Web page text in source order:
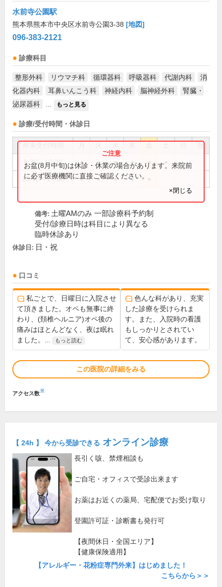
水前寺公園駅
熊本県熊本市中央区水前寺公園3-38 [地図]
096-383-2121
診療科目
整形外科 リウマチ科 循環器科 呼吸器科 代謝内科
消
化器内科
耳鼻いんこう科 神経内科 脳神経外科
腎臓・
泌尿器科
もっと見る
診療/受付時間・休診日
祝
8:30～12:30 ● ● ● ● ●
13:30～17:00 ● ● ● ●
お盆(8月中旬)は休診・休業の場合があります。来院前
に必ず医療機関に直接ご確認ください。
×閉じる
備考: 土曜AMのみ 一部診療科予約制
受付/診療日時は科目により異なる
臨時休診あり
休診日: 日・祝
口コミ
私ごとで、日曜日に入院させ
て頂きました。オペも無事に終
わり、(頚椎ヘルニア)オペ後の
痛みはほとんどなく、夜は眠れ
ました。...
もっと読む
色んな科があり、充実
した診療を受けられま
す。また、入院時の看護
もしっかりとされてい
て、安心感があります。
この医院の詳細をみる
アクセス数※
【 24h 】 今から受診できる オンライン診療
長引く咳、禁煙相談も
ご自宅・オフィスで受診出来ます
お薬はお近くの薬局、宅配便でお受け取り
登園許可証・診断書も発行可
【夜間休日・全国エリア】
【健康保険適用】
【アレルギー・花粉症専門外来】はじめました！
こちらから＞＞